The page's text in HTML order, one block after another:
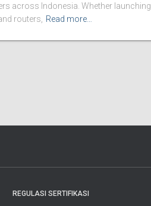
across Indonesia. Whether launching
routers,
Read more…
REGULASI SERTIFIKASI